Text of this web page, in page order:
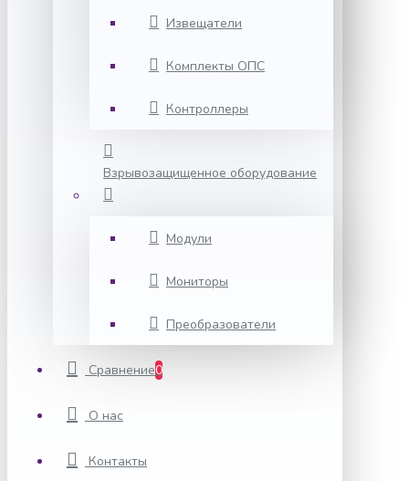
Извещатели
Комплекты ОПС
Контроллеры
Взрывозащищенное оборудование
Модули
Мониторы
Преобразователи
Сравнение0
О нас
Контакты